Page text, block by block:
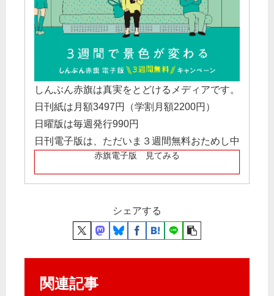
しんぶん赤旗は真実をとどけるメディアです。
日刊紙は月額3497円（学割月額2200円）
日曜版は毎週発行990円
日刊電子版は、ただいま３週間無料おためし中
赤旗電子版 見てみる
シェアする
関連記事